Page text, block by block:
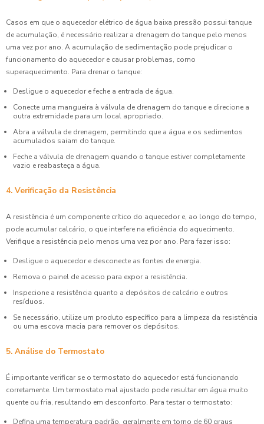
Casos em que o aquecedor elétrico de água baixa pressão possui tanque
de acumulação, é necessário realizar a drenagem do tanque pelo menos
uma vez por ano. A acumulação de sedimentação pode prejudicar o
funcionamento do aquecedor e causar problemas, como
superaquecimento. Para drenar o tanque:
Desligue o aquecedor e feche a entrada de água.
Conecte uma mangueira à válvula de drenagem do tanque e direcione a
outra extremidade para um local apropriado.
Abra a válvula de drenagem, permitindo que a água e os sedimentos
acumulados saiam do tanque.
Feche a válvula de drenagem quando o tanque estiver completamente
vazio e reabasteça a água.
4. Verificação da Resistência
A resistência é um componente crítico do aquecedor e, ao longo do tempo,
pode acumular calcário, o que interfere na eficiência do aquecimento.
Verifique a resistência pelo menos uma vez por ano. Para fazer isso:
Desligue o aquecedor e desconecte as fontes de energia.
Remova o painel de acesso para expor a resistência.
Inspecione a resistência quanto a depósitos de calcário e outros
resíduos.
Se necessário, utilize um produto específico para a limpeza da resistência
ou uma escova macia para remover os depósitos.
5. Análise do Termostato
É importante verificar se o termostato do aquecedor está funcionando
corretamente. Um termostato mal ajustado pode resultar em água muito
quente ou fria, resultando em desconforto. Para testar o termostato:
Defina uma temperatura padrão, geralmente em torno de 60 graus